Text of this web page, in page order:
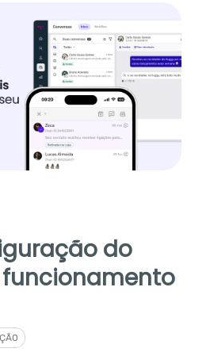
do